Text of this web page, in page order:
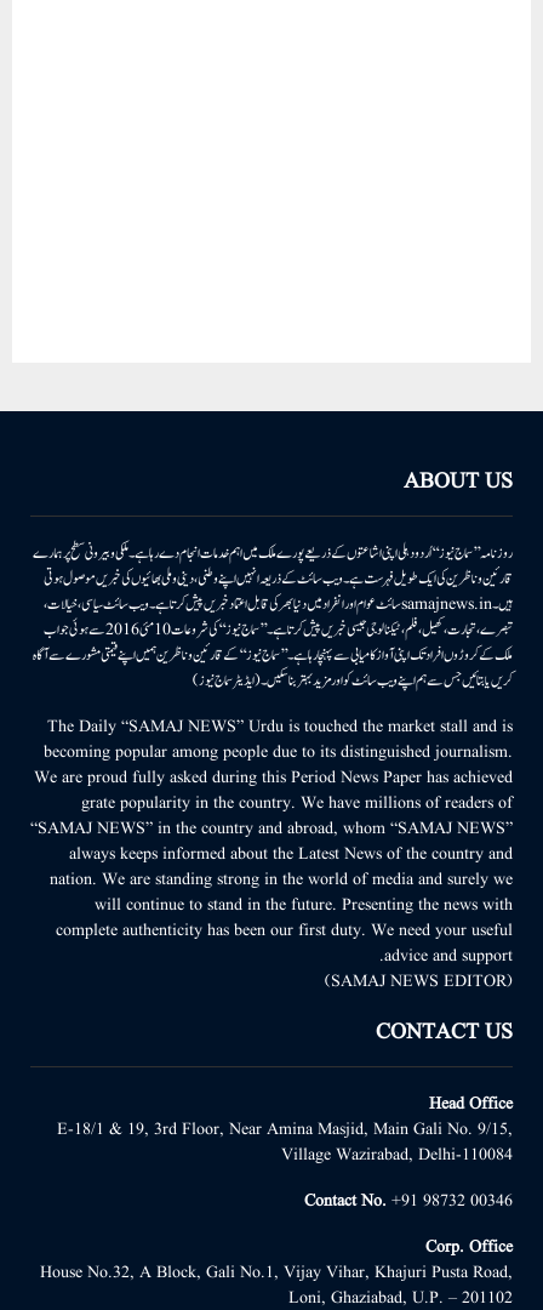
ABOUT US
روزنامہ ’’سماج نیوز‘‘ اُردو دہلی اپنی اشاعتوں کے ذریعے پورے ملک میں اہم خدمات انجام دے رہا ہے۔ ملکی وبیرونی سطح پر ہمارے
قارئین وناظرین کی ایک طویل فہرست ہے۔ ویب سائٹ کے ذریعہ انہیں اپنے وطنی، دینی وملی بھائیوں کی خبریں موصول ہوتی
ہیں۔samajnews.inسائٹ عوام اور انفراد میں دنیا بھر کی قابل اعتماد خبریں پیش کرتا ہے۔ ویب سائٹ سیاسی، خیالات،
تبصرے، تجارت، کھیل، فلم، ٹیکنالوجی جیسی خبریں پیش کرتا ہے۔ ’’سماج نیوز‘‘ کی شروعات 10مئی 2016 سے ہوئی جو اب
ملک کے کروڑوں افراد تک اپنی آواز کامیابی سے پہنچا رہا ہے۔ ’’سماج نیوز‘‘ کے قارئین وناظرین ہمیں اپنے قیمتی مشورے سے آگاہ
کریں یا بتائیں جس سے ہم اپنے ویب سائٹ کو اور مزید بہتر بناسکیں۔ (ایڈیٹر سماج نیوز)
The Daily “SAMAJ NEWS” Urdu is touched the market stall and is
becoming popular among people due to its distinguished journalism.
We are proud fully asked during this Period News Paper has achieved
grate popularity in the country. We have millions of readers of
“SAMAJ NEWS” in the country and abroad, whom “SAMAJ NEWS”
always keeps informed about the Latest News of the country and
nation. We are standing strong in the world of media and surely we
will continue to stand in the future. Presenting the news with
complete authenticity has been our first duty. We need your useful
advice and support.
(SAMAJ NEWS EDITOR)
CONTACT US
Head Office
E-18/1 & 19, 3rd Floor, Near Amina Masjid, Main Gali No. 9/15,
Village Wazirabad, Delhi-110084
Contact No. +91 98732 00346
Corp. Office
House No.32, A Block, Gali No.1, Vijay Vihar, Khajuri Pusta Road,
Loni, Ghaziabad, U.P. – 201102